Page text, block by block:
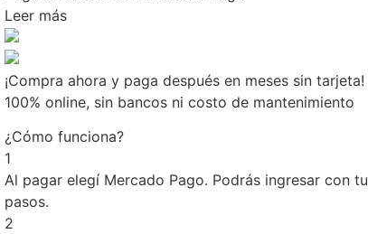
Leer más
¡Compra ahora y paga después en meses sin tarjeta!
100% online, sin bancos ni costo de mantenimiento
¿Cómo funciona?
1
Al pagar elegíMercado Pago. Podrás ingresar con
pasos.
2